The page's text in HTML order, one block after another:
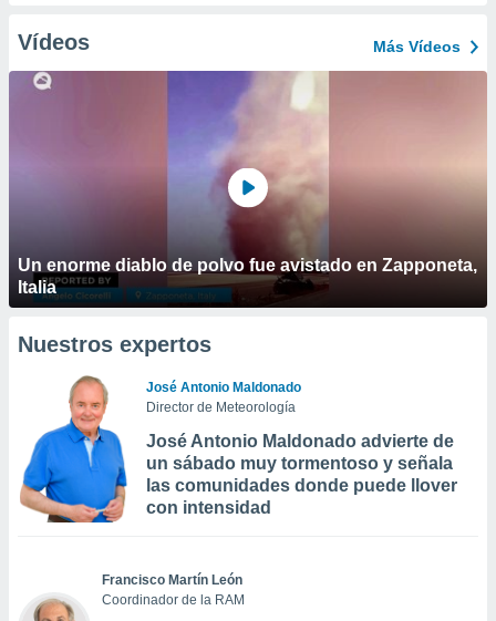
Vídeos Más Vídeos
Un enorme diablo de polvo fue avistado en Zapponeta,
Italia
Nuestros expertos
José Antonio Maldonado
Director de Meteorología
José Antonio Maldonado advierte de
un sábado muy tormentoso y señala
las comunidades donde puede llover
con intensidad
Francisco Martín León
Coordinador de la RAM